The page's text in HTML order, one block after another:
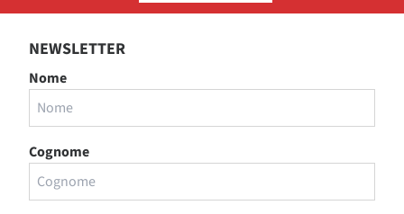
NEWSLETTER
Nome
Cognome